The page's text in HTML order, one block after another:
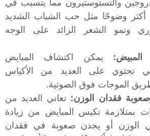
والتستوستيرون مما يتسبب في
أكثر وضوحًا مثل حب الشباب الشديد
ونمو الشعر الزائد على الوجه
يمكن اكتشاف المبايض
تحتوي على العديد من الأكياس
الموجات فوق الصوتية.
فقدان الوزن: تعاني العديد من
بمتلازمة تكيس المبايض من زيادة
الوزن أو يجدن صعوبة في فقدان